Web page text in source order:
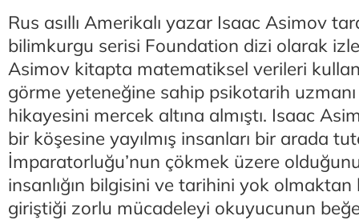
Rus asıllı Amerikalı yazar Isaac Asimov
bilimkurgu serisi Foundation dizi olarak
Asimov kitapta matematiksel verileri
görme yeteneğine sahip psikotarih uzmanı
hikayesini mercek altına almıştı. Isaac
bir köşesine yayılmış insanları bir arada
İmparatorluğu’nun çökmek üzere
insanlığın bilgisini ve tarihini yok
giriştiği zorlu mücadeleyi okuyucunun